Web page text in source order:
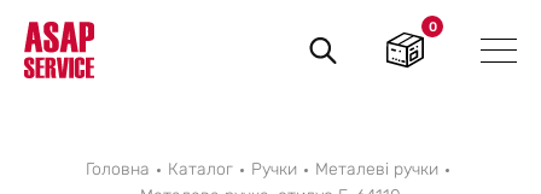
Пошук
товарів
0
Головна Каталог Ручки
Металеві ручки